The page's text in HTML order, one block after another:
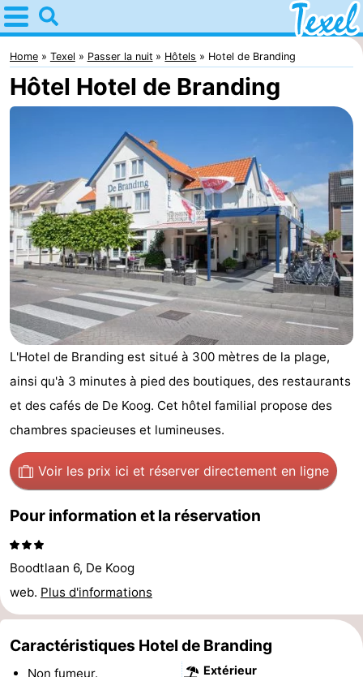
Home
Texel
Astuces
enfants
-
Den
Burg
-
Den
Hoorn
-
De
Cocksdorp
-
De
Koog
Oudeschild
-
Waal
Oosterend
Nature
Plus
points
de
vue
la
nuit
Appartements
Bosch
-
Home Texel Passer la nuit Hôtels Hotel de Branding
Hôtel Hotel de Branding
L'Hotel de Branding est situé à 300 mètres de la plage,
ainsi qu'à 3 minutes à pied des boutiques, des restaurants
et des cafés de De Koog. Cet hôtel familial propose des
chambres spacieuses et lumineuses.
Voir les prix ici et réserver directement en ligne
Pour information et la réservation
Boodtlaan 6, De Koog
web. Plus d'informations
Caractéristiques Hotel de Branding
Non fumeur. Extérieur